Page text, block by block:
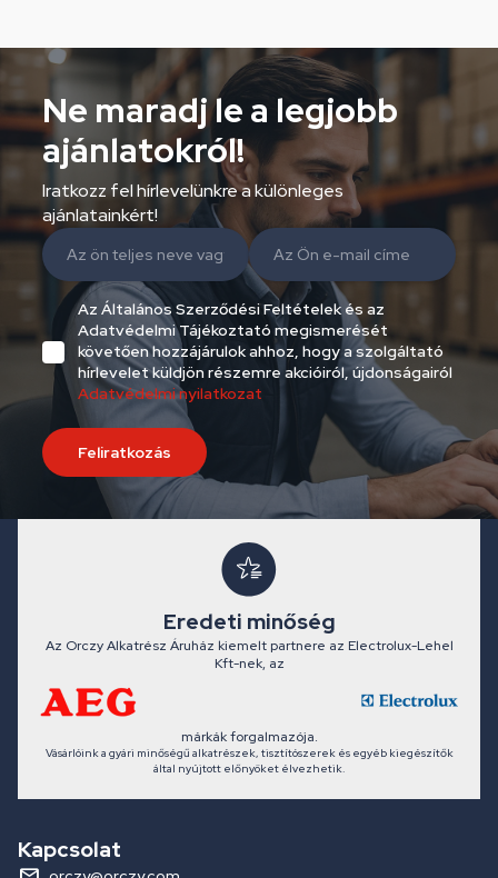
Ne maradj le a legjobb
ajánlatokról!
Iratkozz fel hírlevelünkre a különleges
ajánlatainkért!
Az Általános Szerződési Feltételek és az
Adatvédelmi Tájékoztató megismerését
követően hozzájárulok ahhoz, hogy a szolgáltató
hírlevelet küldjön részemre akcióiról, újdonságairól
Adatvédelmi nyilatkozat
Feliratkozás
Eredeti minőség
Az Orczy Alkatrész Áruház kiemelt partnere az Electrolux-Lehel
Kft-nek, az
márkák forgalmazója.
Vásárlóink a gyári minőségű alkatrészek, tisztítószerek és egyéb kiegészítők
által nyújtott előnyöket élvezhetik.
Kapcsolat